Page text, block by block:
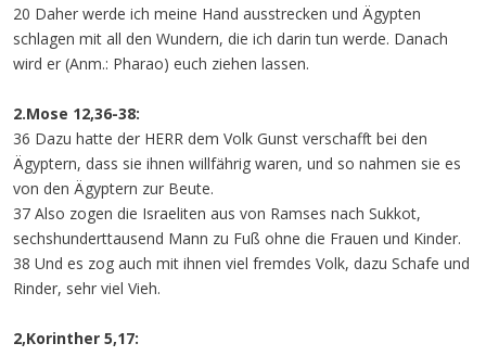
20 Daher werde ich meine Hand ausstrecken und Ägypten
schlagen mit all den Wundern, die ich darin tun werde. Danach
wird er (Anm.: Pharao) euch ziehen lassen.
2.Mose 12,36-38:
36 Dazu hatte der HERR dem Volk Gunst verschafft bei den
Ägyptern, dass sie ihnen willfährig waren, und so nahmen sie es
von den Ägyptern zur Beute.
37 Also zogen die Israeliten aus von Ramses nach Sukkot,
sechshunderttausend Mann zu Fuß ohne die Frauen und Kinder.
38 Und es zog auch mit ihnen viel fremdes Volk, dazu Schafe und
Rinder, sehr viel Vieh.
2,Korinther 5,17: